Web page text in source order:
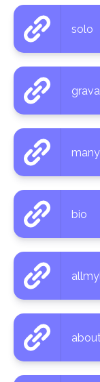
solo
bio
about